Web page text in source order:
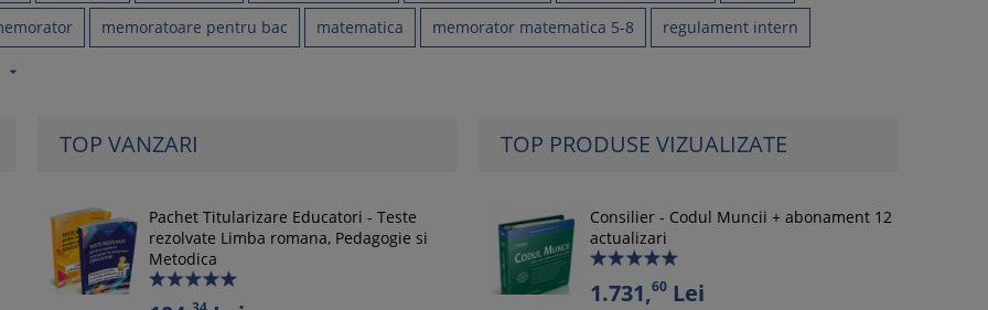
memoratoare pentru bac matematica memorator matematica 5-8 regulament intern
arrow_drop_down
TOP VANZARI
Pachet Titularizare Educatori - Teste
rezolvate Limba romana, Pedagogie si
Metodica
TOP PRODUSE VIZUALIZATE
Consilier - Codul Muncii + abonament 12
actualizari
1.731,60Lei